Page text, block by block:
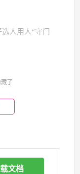
人用人“守门
价标准“指挥
者提供精神动
了
文档